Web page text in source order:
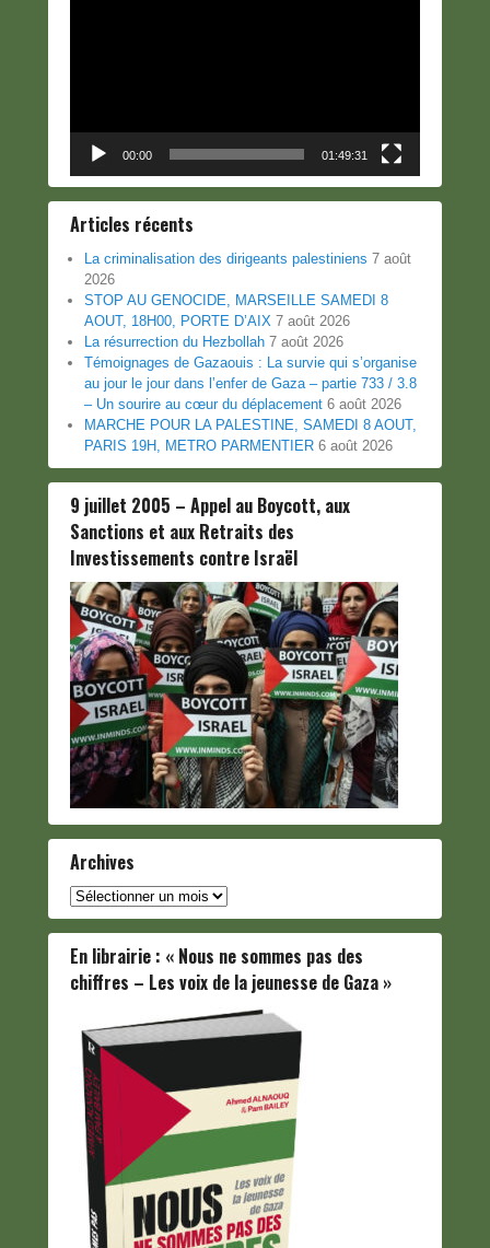
00:00 01:49:31
Articles récents
La criminalisation des dirigeants palestiniens 7 août
2026
STOP AU GENOCIDE, MARSEILLE SAMEDI 8
AOUT, 18H00, PORTE D’AIX 7 août 2026
La résurrection du Hezbollah 7 août 2026
Témoignages de Gazaouis : La survie qui s’organise
au jour le jour dans l’enfer de Gaza – partie 733 / 3.8
– Un sourire au cœur du déplacement 6 août 2026
MARCHE POUR LA PALESTINE, SAMEDI 8 AOUT,
PARIS 19H, METRO PARMENTIER 6 août 2026
9 juillet 2005 – Appel au Boycott, aux
Sanctions et aux Retraits des
Investissements contre Israël
Archives
Archives
En librairie : « Nous ne sommes pas des
chiffres – Les voix de la jeunesse de Gaza »